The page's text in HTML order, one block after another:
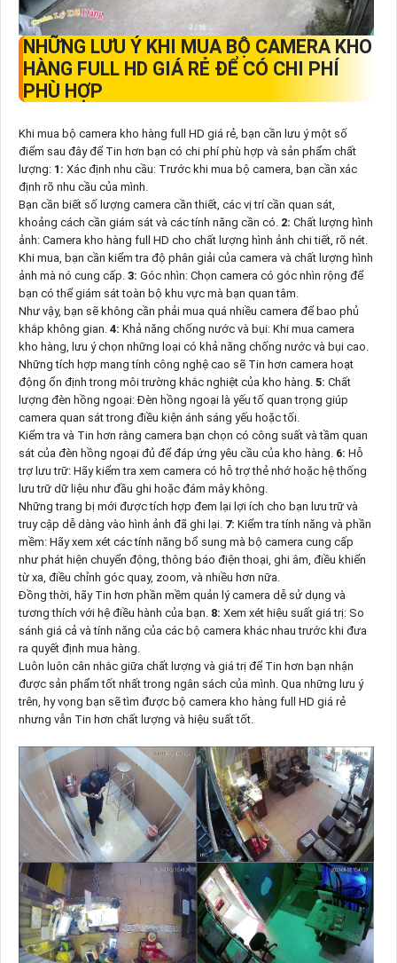
NHỮNG LƯU Ý KHI MUA BỘ CAMERA KHO
HÀNG FULL HD GIÁ RẺ ĐỂ CÓ CHI PHÍ
PHÙ HỢP
Khi mua bộ camera kho hàng full HD giá rẻ, bạn cần lưu ý một số
điểm sau đây để Tin hơn bạn có chi phí phù hợp và sản phẩm chất
lượng: 1: Xác định nhu cầu: Trước khi mua bộ camera, bạn cần xác
định rõ nhu cầu của mình.
Bạn cần biết số lượng camera cần thiết, các vị trí cần quan sát,
khoảng cách cần giám sát và các tính năng cần có. 2: Chất lượng hình
ảnh: Camera kho hàng full HD cho chất lượng hình ảnh chi tiết, rõ nét.
Khi mua, bạn cần kiểm tra độ phân giải của camera và chất lượng hình
ảnh mà nó cung cấp. 3: Góc nhìn: Chọn camera có góc nhìn rộng để
bạn có thể giám sát toàn bộ khu vực mà bạn quan tâm.
Như vậy, bạn sẽ không cần phải mua quá nhiều camera để bao phủ
khắp không gian. 4: Khả năng chống nước và bụi: Khi mua camera
kho hàng, lưu ý chọn những loại có khả năng chống nước và bụi cao.
Những tích hợp mang tính công nghệ cao sẽ Tin hơn camera hoạt
động ổn định trong môi trường khắc nghiệt của kho hàng. 5: Chất
lượng đèn hồng ngoại: Đèn hồng ngoại là yếu tố quan trọng giúp
camera quan sát trong điều kiện ánh sáng yếu hoặc tối.
Kiểm tra và Tin hơn rằng camera bạn chọn có công suất và tầm quan
sát của đèn hồng ngoại đủ để đáp ứng yêu cầu của kho hàng. 6: Hỗ
trợ lưu trữ: Hãy kiểm tra xem camera có hỗ trợ thẻ nhớ hoặc hệ thống
lưu trữ dữ liệu như đầu ghi hoặc đám mây không.
Những trang bị mới được tích hợp đem lại lợi ích cho bạn lưu trữ và
truy cập dễ dàng vào hình ảnh đã ghi lại. 7: Kiểm tra tính năng và phần
mềm: Hãy xem xét các tính năng bổ sung mà bộ camera cung cấp
như phát hiện chuyển động, thông báo điện thoại, ghi âm, điều khiển
từ xa, điều chỉnh góc quay, zoom, và nhiều hơn nữa.
Đồng thời, hãy Tin hơn phần mềm quản lý camera dễ sử dụng và
tương thích với hệ điều hành của bạn. 8: Xem xét hiệu suất giá trị: So
sánh giá cả và tính năng của các bộ camera khác nhau trước khi đưa
ra quyết định mua hàng.
Luôn luôn cân nhắc giữa chất lượng và giá trị để Tin hơn bạn nhận
được sản phẩm tốt nhất trong ngân sách của mình. Qua những lưu ý
trên, hy vọng bạn sẽ tìm được bộ camera kho hàng full HD giá rẻ
nhưng vẫn Tin hơn chất lượng và hiệu suất tốt.